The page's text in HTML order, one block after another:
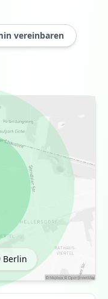
vereinbaren
Berlin